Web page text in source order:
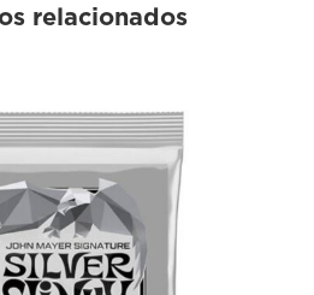
relacionados